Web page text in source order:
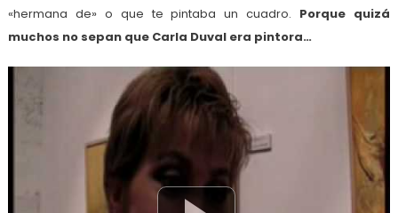
«hermana de» o que te pintaba un cuadro. Porque quizá
muchos no sepan que Carla Duval era pintora…